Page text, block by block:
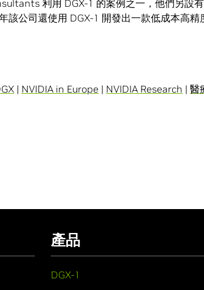
利用 DGX-1 的案例之一，他們另設
該公司還使用 DGX-1 開發出一款低成本高精
| NVIDIA in Europe | NVIDIA Research | 醫
產品
DGX-1